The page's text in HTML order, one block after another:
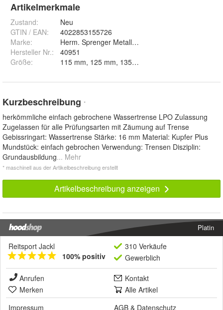
Artikelmerkmale
Zustand:
Neu
GTIN / EAN:
4022853155726
Marke:
Herm. Sprenger Metallwarenfabrik GmbH & Co. KG
Hersteller Nr.:
40951
Größe:
Kurzbeschreibung *
herkömmliche einfach gebrochene Wassertrense LPO Zulassung
Zugelassen für alle Prüfungsarten mit Zäumung auf Trense
Gebissringart: Wassertrense Stärke: 16 mm Material: Kupfer Plus
Mundstück: einfach gebrochen Verwendung: Trensen Disziplin:
Grundausbildung... Mehr
* maschinell aus der Artikelbeschreibung erstellt
Artikelbeschreibung anzeigen
Platin
Reitsport Jackl
100% positiv
310 Verkäufe
Gewerblich
Anrufen
Kontakt
Merken
Alle Artikel
Impressum
AGB & Datenschutz